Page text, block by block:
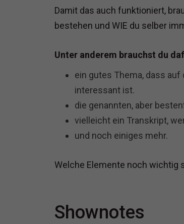
Damit das auch funktioniert,
bestehen und WIE du selber
Unter anderem brauchst du
ein gutes Thema, dass
interessant ist.
die genannten, aber
vielleicht ein Transkript,
und noch einiges mehr.
Welche Elemente noch wichtig
Shownotes